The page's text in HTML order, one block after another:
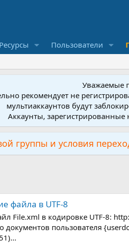
Ресурсы Пользователи
Уважаемые
рекомендует не
мультиаккаунтов будут
Аккаунты,
группы и условия
файла в UTF-8
File.xml в кодировке UTF-8:
документов пользователя